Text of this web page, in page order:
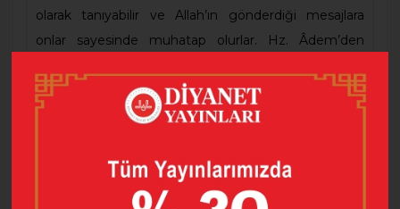
olarak tanıyabilir ve Allah’ın gönderdiği mesajlara
onlar sayesinde muhatap olurlar. Hz. Âdem’den
hem de O’nun hayata yön veren ilkelerine kayıtsız
kalmışlardır. Bazıları nübüvveti doğrudan reddetmek
sürmüşlerdir.
Büyük İmam Mâtürîdi’nin nübüvvet ve risalete dair